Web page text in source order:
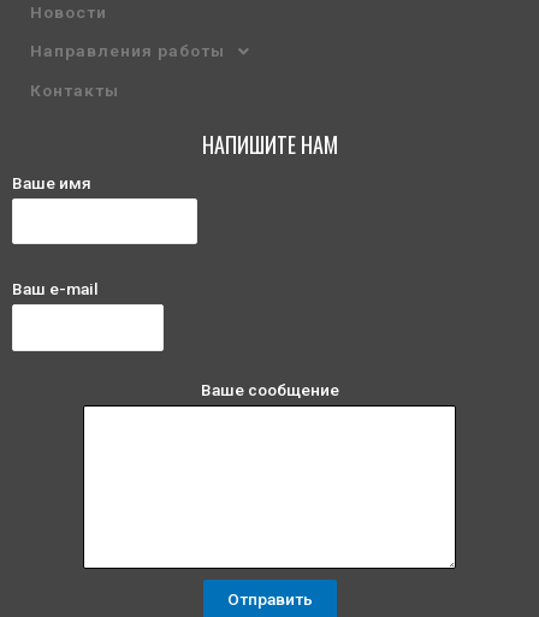
Новости
Направления работы
Контакты
НАПИШИТЕ НАМ
Ваше имя
Ваш e-mail
Ваше сообщение